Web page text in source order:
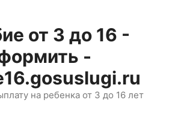
от 3 до 16 -
-
на ребенка от 3 до 16 лет